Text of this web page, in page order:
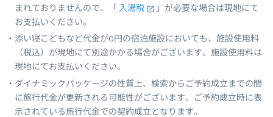
まれておりませんので、「 入湯税
」が必要な場合は現地にて
お支払いください。
添い寝こどもなど代金が0円の宿泊施設においても、施設使用料
（税込）が現地にて別途かかる場合がございます。施設使用料は
現地にてお支払いください。
ダイナミックパッケージの性質上、検索からご予約成立までの間
に旅行代金が更新される可能性がございます。ご予約成立時に表
示されている旅行代金での契約成立となります。